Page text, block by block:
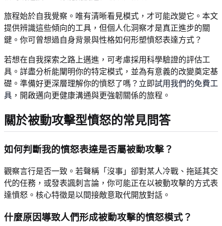
旅程始於自我覺察。唯有清晰看見模式，才可能改變它。本文
提供辨識這些傾向的工具，但個人化洞察才是真正進步的關
鍵。你可曾想過自身背景與性格如何形塑憤怒表達方式？
若想在自我探索之路上邁進，可考慮採用科學驗證的評估工
具。詳盡分析能闡明你的特定模式，並為有意義的改變奠定基
礎。準備好更深層理解你的憤怒了嗎？立即試用我們的免費工
具 ，開啟邁向更健康溝通與更強韌關係的旅程。
關於被動攻擊型憤怒的常見問答
如何判斷我的憤怒表達是否屬被動攻擊？
觀察言行是否一致。若聲稱「沒事」卻對某人冷戰、拖延其交
代的任務，或發表諷刺言論，你可能正在以被動攻擊的方式表
達憤怒。核心特徵是以間接敵意取代開放對話。
什麼原因導致人們形成被動攻擊的憤怒模式？